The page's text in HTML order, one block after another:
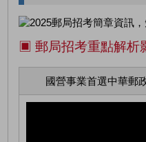
▣ 郵局招考重點解析
國營事業首選中華郵